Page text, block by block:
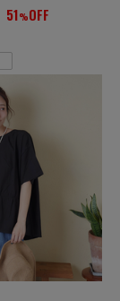
51%OFF